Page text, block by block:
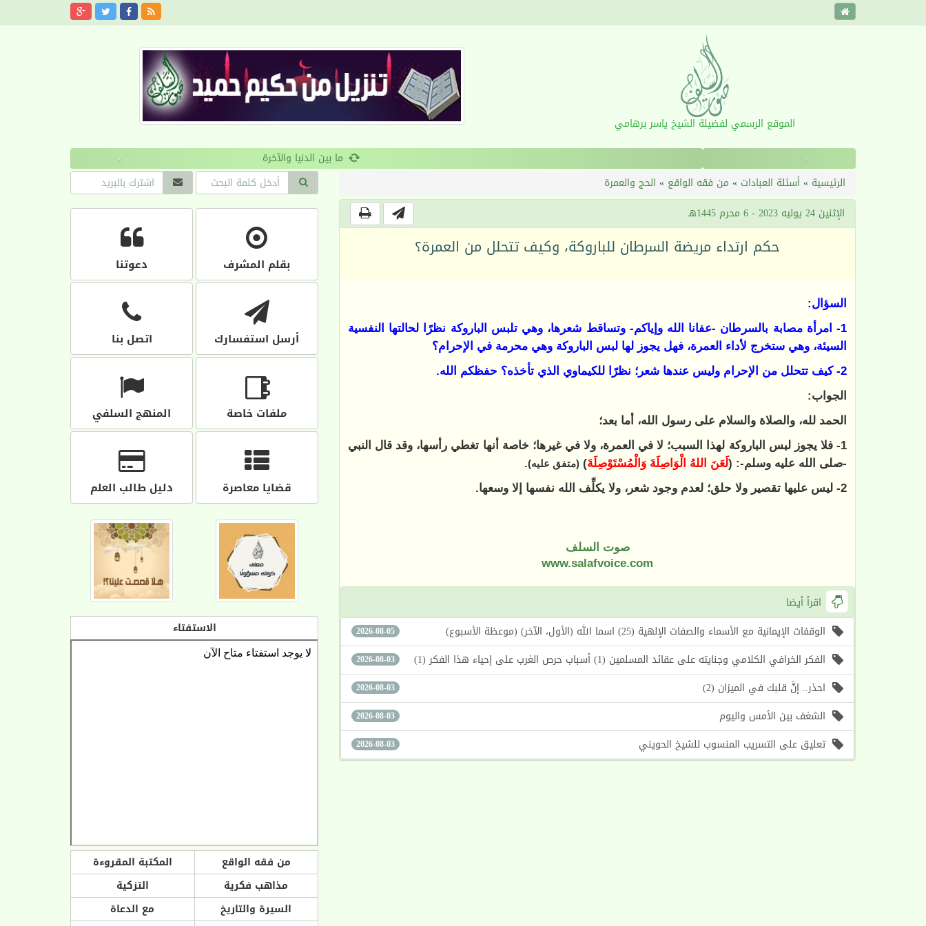
الموقع الرسمي لفضيلة الشيخ ياسر برهامي
‹
›
الرئيسية »أسئلة العبادات » من فقه الواقع » الحج والعمرة
الإثنين 24 يوليه 2023 - 6 محرم 1445هـ
حكم ارتداء مريضة السرطان للباروكة، وكيف تتحلل من العمرة؟
السؤال:
1- امرأة مصابة بالسرطان -عفانا الله وإياكم- وتساقط شعرها، وهي تلبس الباروكة نظرًا لحالتها النفسية
السيئة، وهي ستخرج لأداء العمرة، فهل يجوز لها لبس الباروكة وهي محرمة في الإحرام؟
2- كيف تتحلل من الإحرام وليس عندها شعر؛ نظرًا للكيماوي الذي تأخذه؟ حفظكم الله.
الجواب:
الحمد لله، والصلاة والسلام على رسول الله، أما بعد؛
1- فلا يجوز لبس الباروكة لهذا السبب؛ لا في العمرة، ولا في غيرها؛ خاصة أنها تغطي رأسها، وقد قال النبي
-صلى الله عليه وسلم-: (‌لَعَنَ ‌اللهُ ‌الْوَاصِلَةَ وَالْمُسْتَوْصِلَةَ) (متفق عليه).
2- ليس عليها تقصير ولا حلق؛ لعدم وجود شعر، ولا يكلِّف الله نفسها إلا وسعها.
صوت السلف
www.salafvoice.com
اقرأ أيضا
2026-08-05 الوقفات الإيمانية مع الأسماء والصفات الإلهية (25) اسما الله (الأول، الآخر) (موعظة الأسبوع)
2026-08-03 الفكر الخرافي الكلامي وجنايته على عقائد المسلمين (1) أسباب حرص الغرب على إحياء هذا الفكر (1)
2026-08-03 احذر.. إنَّ قلبك في الميزان (2)
2026-08-03 الشغف بين الأمس واليوم
2026-08-03 تعليق على التسريب المنسوب للشيخ الحويني
بقلم المشرف دعوتنا
أرسل استفسارك اتصل بنا
ملفات خاصة المنهج السلفي
قضايا معاصرة دليل طالب العلم
الاستفتاء
من فقه الواقع
المكتبة المقروءة
مذاهب فكرية
التزكية
السيرة والتاريخ
مع الدعاة